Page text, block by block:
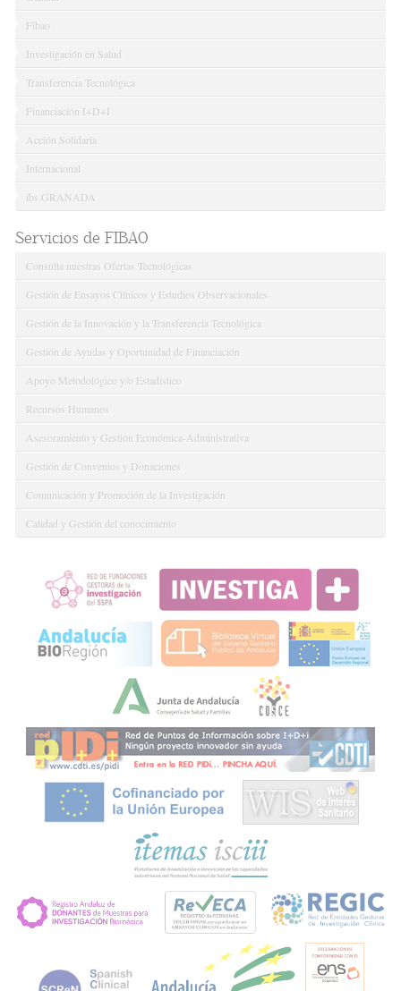
Fibao
Investigación en Salud
Transferencia Tecnológica
Financiación I+D+I
Acción Solidaria
Internacional
ibs.GRANADA
Servicios de FIBAO
Consulta nuestras Ofertas Tecnológicas
Gestión de Ensayos Clínicos y Estudios Observacionales
Gestión de la Innovación y la Transferencia Tecnológica
Gestión de Ayudas y Oportunidad de Financiación
Apoyo Metodológico y/o Estadístico
Recursos Humanos
Asesoramiento y Gestión Económica-Administrativa
Gestión de Convenios y Donaciones
Comunicación y Promoción de la Investigación
Calidad y Gestión del conocimiento